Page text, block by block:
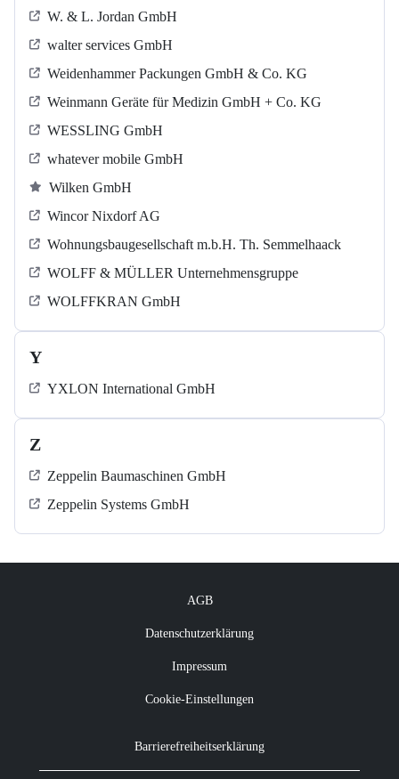
W. & L. Jordan GmbH
walter services GmbH
Weidenhammer Packungen GmbH & Co. KG
Weinmann Geräte für Medizin GmbH + Co. KG
WESSLING GmbH
whatever mobile GmbH
Wilken GmbH
Wincor Nixdorf AG
Wohnungsbaugesellschaft m.b.H. Th. Semmelhaack
WOLFF & MÜLLER Unternehmensgruppe
WOLFFKRAN GmbH
Y
YXLON International GmbH
Z
Zeppelin Baumaschinen GmbH
Zeppelin Systems GmbH
AGB
Datenschutzerklärung
Impressum
Cookie-Einstellungen
Barrierefreiheitserklärung